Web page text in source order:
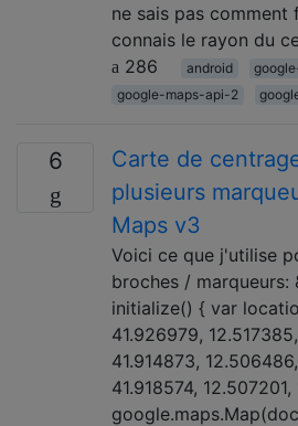
ne sais pas comment
connais le rayon du
286
android
google-maps-api-2
6
Carte de
plusieurs
Maps v3
Voici ce que j'utilise
broches /
initialize() { var
41.926979,
41.914873,
41.918574,